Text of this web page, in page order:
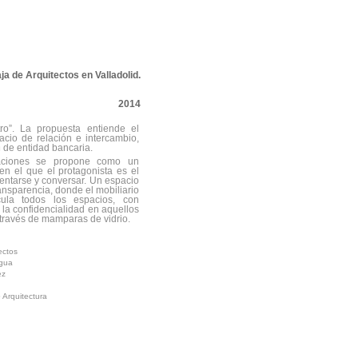
de Arquitectos en Valladolid.
2014
La propuesta entiende el
de relación e intercambio,
de entidad bancaria.
se propone como un
el que el protagonista es el
y conversar. Un espacio
donde el mobiliario
todos los espacios, con
confidencialidad en aquellos
de mamparas de vidrio.
Arquitectura